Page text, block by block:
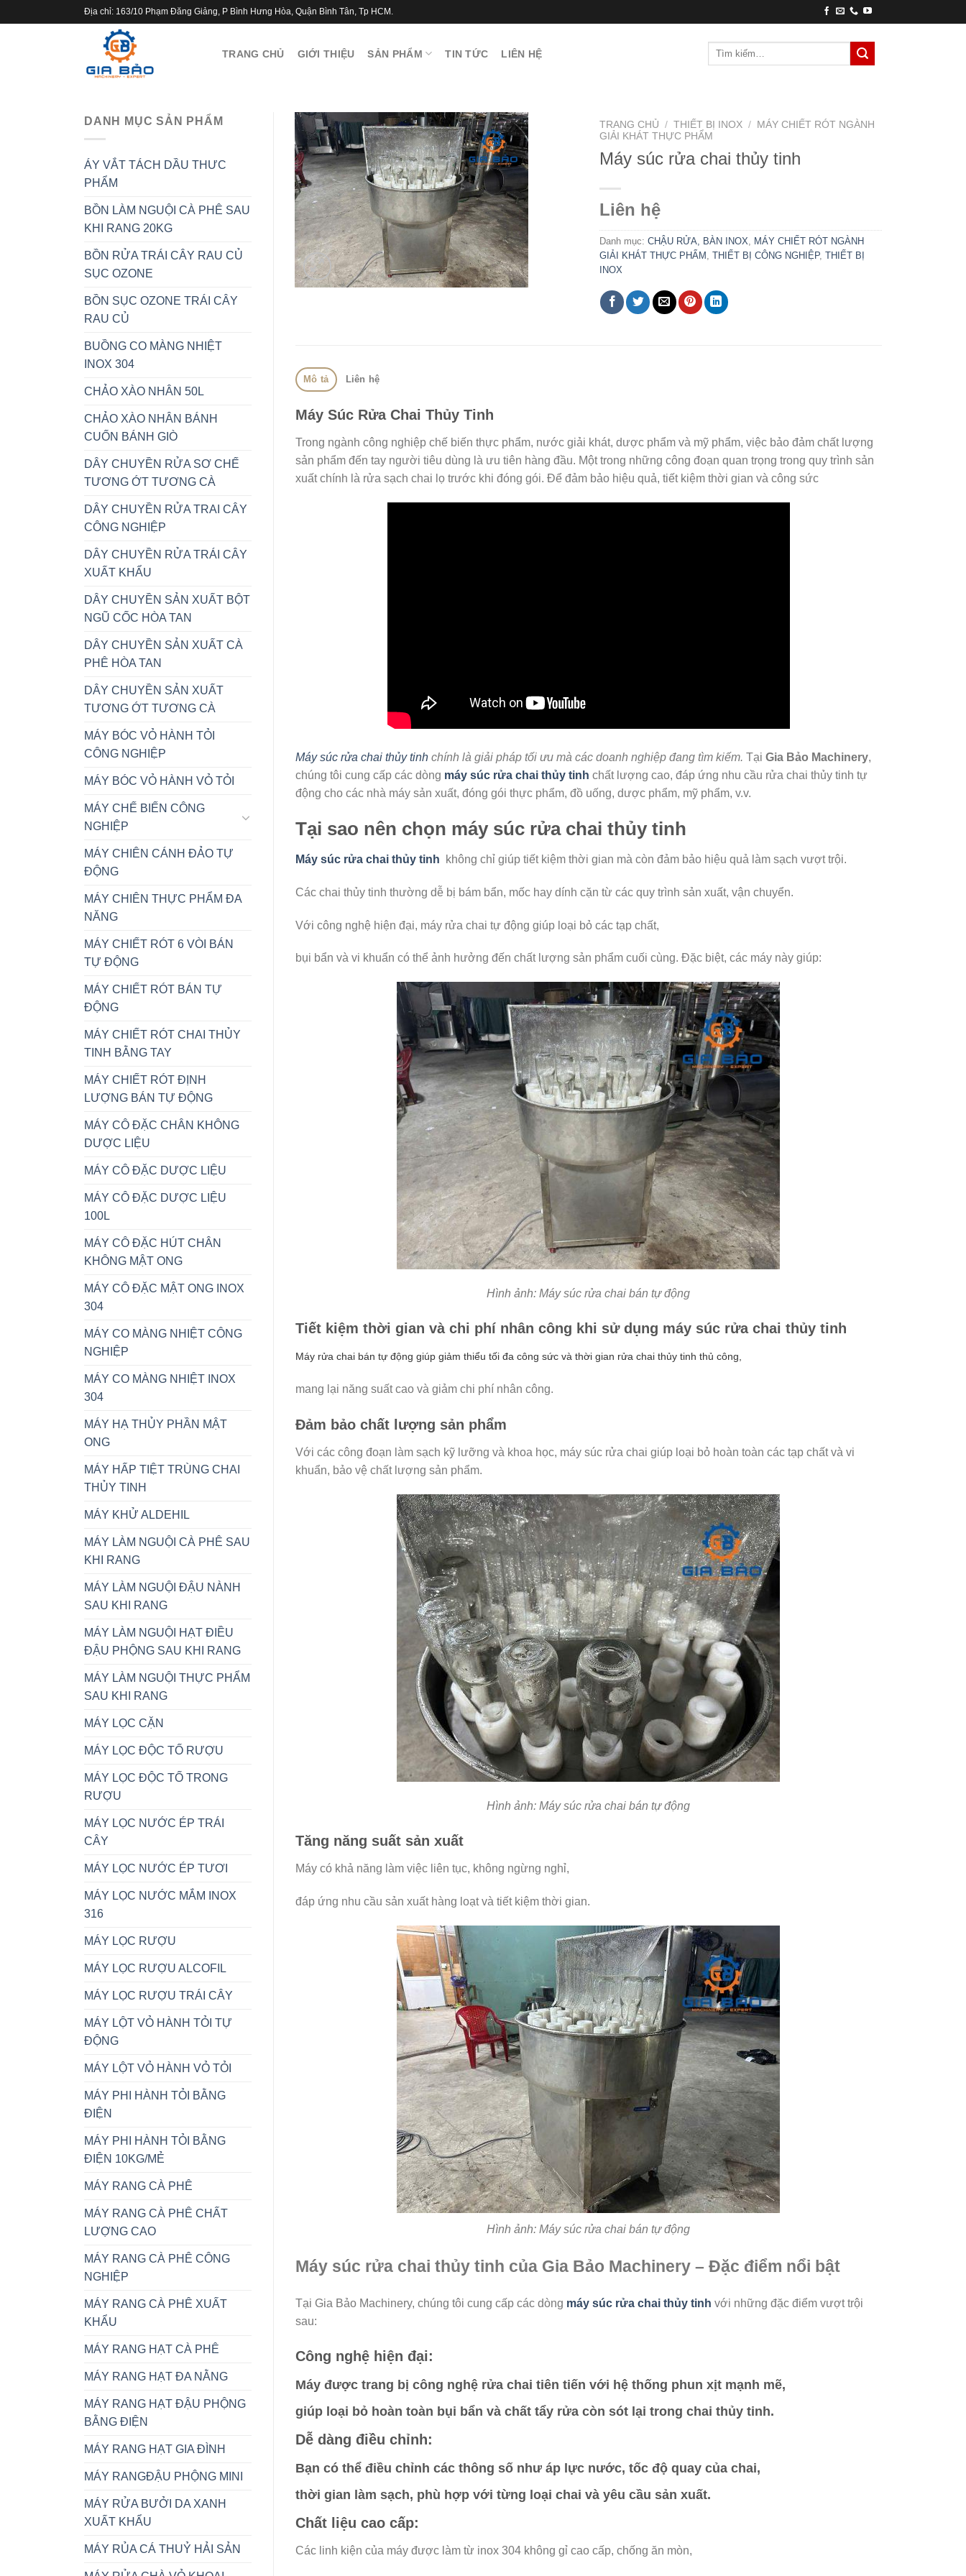
to
Địa chỉ: 163/10 Phạm Đăng Giảng, P Bình Hưng Hòa, Quận Bình Tân, Tp HCM.
TRANG CHỦ GIỚI THIỆU SẢN PHẨM TIN TỨC LIÊN HỆ
Tìm
DANH MỤC SẢN PHẨM
ÁY VẮT TÁCH DẦU THƯC
PHẨM
BỒN LÀM NGUỘI CÀ PHÊ SAU
KHI RANG 20KG
BỒN RỬA TRÁI CÂY RAU CỦ
SỤC OZONE
BỒN SỤC OZONE TRÁI CÂY
RAU CỦ
BUỒNG CO MÀNG NHIỆT
INOX 304
CHẢO XÀO NHÂN 50L
CHẢO XÀO NHÂN BÁNH
CUỐN BÁNH GIÒ
DÂY CHUYỀN RỬA SƠ CHẾ
TƯƠNG ỚT TƯƠNG CÀ
DÂY CHUYỀN RỬA TRAI CÂY
CÔNG NGHIỆP
DÂY CHUYỀN RỬA TRÁI CÂY
XUẤT KHẨU
DÂY CHUYỀN SẢN XUẤT BỘT
NGŨ CỐC HÒA TAN
DÂY CHUYỀN SẢN XUẤT CÀ
PHÊ HÒA TAN
DÂY CHUYỀN SẢN XUẤT
TƯƠNG ỚT TƯƠNG CÀ
MÁY BÓC VỎ HÀNH TỎI
CÔNG NGHIỆP
MÁY BÓC VỎ HÀNH VỎ TỎI
MÁY CHẾ BIẾN CÔNG
NGHIỆP
MÁY CHIÊN CÁNH ĐẢO TỰ
ĐỘNG
MÁY CHIÊN THỰC PHẨM ĐA
NĂNG
MÁY CHIẾT RÓT 6 VÒI BÁN
TỰ ĐỘNG
MÁY CHIẾT RÓT BÁN TỰ
ĐỘNG
MÁY CHIẾT RÓT CHAI THỦY
TINH BẰNG TAY
MÁY CHIẾT RÓT ĐỊNH
LƯỢNG BÁN TỰ ĐỘNG
MÁY CÔ ĐẶC CHÂN KHÔNG
DƯỢC LIỆU
MÁY CÔ ĐẶC DƯỢC LIỆU
MÁY CÔ ĐẶC DƯỢC LIỆU
100L
MÁY CÔ ĐẶC HÚT CHÂN
KHÔNG MẬT ONG
MÁY CÔ ĐẶC MẬT ONG INOX
304
MÁY CO MÀNG NHIỆT CÔNG
NGHIỆP
MÁY CO MÀNG NHIỆT INOX
304
MÁY HẠ THỦY PHẦN MẬT
ONG
MÁY HẤP TIỆT TRÙNG CHAI
THỦY TINH
MÁY KHỬ ALDEHIL
MÁY LÀM NGUỘI CÀ PHÊ SAU
KHI RANG
MÁY LÀM NGUỘI ĐẬU NÀNH
SAU KHI RANG
MÁY LÀM NGUỘI HẠT ĐIỀU
ĐẬU PHỘNG SAU KHI RANG
MÁY LÀM NGUỘI THỰC PHẨM
SAU KHI RANG
MÁY LỌC CẶN
MÁY LỌC ĐỘC TỐ RƯỢU
MÁY LỌC ĐỘC TỐ TRONG
RƯỢU
MÁY LỌC NƯỚC ÉP TRÁI
CÂY
MÁY LỌC NƯỚC ÉP TƯƠI
MÁY LỌC NƯỚC MẮM INOX
316
MÁY LỌC RƯỢU
MÁY LỌC RƯỢU ALCOFIL
MÁY LỌC RƯỢU TRÁI CÂY
MÁY LỘT VỎ HÀNH TỎI TỰ
ĐỘNG
MÁY LỘT VỎ HÀNH VỎ TỎI
MÁY PHI HÀNH TỎI BẰNG
ĐIỆN
MÁY PHI HÀNH TỎI BẰNG
ĐIỆN 10KG/MẺ
MÁY RANG CÀ PHÊ
MÁY RANG CÀ PHÊ CHẤT
LƯỢNG CAO
MÁY RANG CÀ PHÊ CÔNG
NGHIỆP
MÁY RANG CÀ PHÊ XUẤT
KHẨU
MÁY RANG HẠT CÀ PHÊ
MÁY RANG HẠT ĐA NẰNG
MÁY RANG HẠT ĐẬU PHỘNG
BẰNG ĐIỆN
MÁY RANG HẠT GIA ĐÌNH
MÁY RANGĐẬU PHỘNG MINI
MÁY RỬA BƯỞI DA XANH
XUẤT KHẨU
MÁY RỦA CÁ THUỶ HẢI SẢN
TRANG CHỦ / THIẾT BỊ INOX /
MÁY CHIẾT RÓT NGÀNH
GIẢI KHÁT THỰC PHẨM
Máy súc rửa chai thủy tinh
Liên hệ
Danh mục: CHẬU RỬA, BÀN INOX
MÁY CHIẾT RÓT NGÀNH
GIẢI KHÁT THỰC PHẨM
THIẾT BỊ CÔNG NGHIỆP, THIẾT BỊ
INOX
Mô tả Liên hệ
Máy Súc Rửa Chai Thủy Tinh
Trong ngành công nghiệp chế biến thực phẩm, nước giải khát, dược phẩm và mỹ phẩm, việc bảo đảm chất lượng
sản phẩm đến tay người tiêu dùng là ưu tiên hàng đầu. Một trong những công đoạn quan trọng trong quy trình sản
xuất chính là rửa sạch chai lọ trước khi đóng gói. Để đảm bảo hiệu quả, tiết kiệm thời gian và công sức
Máy súc rửa chai thủy tinh chính là giải pháp tối ưu mà các doanh nghiệp đang tìm kiếm. Tại Gia Bảo Machinery,
chúng tôi cung cấp các dòng máy súc rửa chai thủy tinh chất lượng cao, đáp ứng nhu cầu rửa chai thủy tinh tự
động cho các nhà máy sản xuất, đóng gói thực phẩm, đồ uống, dược phẩm, mỹ phẩm, v.v.
Tại sao nên chọn máy súc rửa chai thủy tinh
Máy súc rửa chai thủy tinh không chỉ giúp tiết kiệm thời gian mà còn đảm bảo hiệu quả làm sạch vượt trội.
Các chai thủy tinh thường dễ bị bám bẩn, mốc hay dính cặn từ các quy trình sản xuất, vận chuyển.
Với công nghệ hiện đại, máy rửa chai tự động giúp loại bỏ các tạp chất,
bụi bẩn và vi khuẩn có thể ảnh hưởng đến chất lượng sản phẩm cuối cùng. Đặc biệt, các máy này giúp:
Hình ảnh: Máy súc rửa chai bán tự động
Tiết kiệm thời gian và chi phí nhân công khi sử dụng máy súc rửa chai thủy tinh
Máy rửa chai bán tự động giúp giảm thiểu tối đa công sức và thời gian rửa chai thủy tinh thủ công,
mang lại năng suất cao và giảm chi phí nhân công.
Đảm bảo chất lượng sản phẩm
Với các công đoạn làm sạch kỹ lưỡng và khoa học, máy súc rửa chai giúp loại bỏ hoàn toàn các tạp chất và vi
khuẩn, bảo vệ chất lượng sản phẩm.
Hình ảnh: Máy súc rửa chai bán tự động
Tăng năng suất sản xuất
Máy có khả năng làm việc liên tục, không ngừng nghỉ,
đáp ứng nhu cầu sản xuất hàng loạt và tiết kiệm thời gian.
Hình ảnh: Máy súc rửa chai bán tự động
Máy súc rửa chai thủy tinh của Gia Bảo Machinery – Đặc điểm nổi bật
Tại Gia Bảo Machinery, chúng tôi cung cấp các dòng máy súc rửa chai thủy tinh với những đặc điểm vượt trội
sau:
Công nghệ hiện đại:
Máy được trang bị công nghệ rửa chai tiên tiến với hệ thống phun xịt mạnh mẽ,
giúp loại bỏ hoàn toàn bụi bẩn và chất tẩy rửa còn sót lại trong chai thủy tinh.
Dễ dàng điều chỉnh:
Bạn có thể điều chỉnh các thông số như áp lực nước, tốc độ quay của chai,
thời gian làm sạch, phù hợp với từng loại chai và yêu cầu sản xuất.
Chất liệu cao cấp:
Các linh kiện của máy được làm từ inox 304 không gỉ cao cấp, chống ăn mòn,